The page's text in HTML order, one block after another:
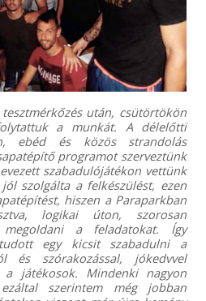
után, csütörtökön
a munkát. A délelőtti
ebéd és közös strandolás
programot szerveztünk
szabadulójátékon vettünk
szolgálta a felkészülést, ezen
hiszen a Paraparkban
logikai úton, szorosan
megoldani a feladatokat. Így
egy kicsit szabadulni a
és szórakozással, jókedvvel
a játékosok. Mindenki nagyon
szerintem még jobban